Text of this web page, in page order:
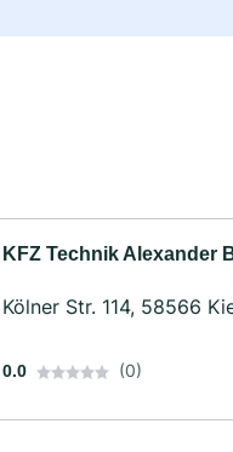
KFZ Technik Alexander
Kölner Str. 114, 58566
0.0 (0)